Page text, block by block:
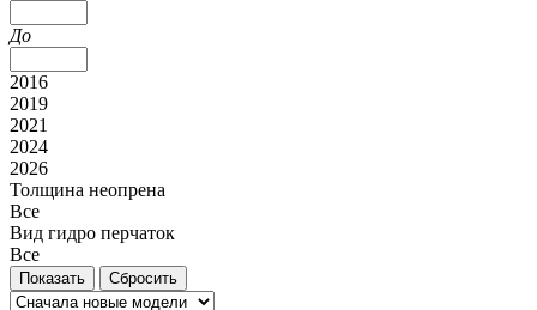
До
2016
2019
2021
2024
2026
Толщина неопрена
Все
Вид гидро перчаток
Все